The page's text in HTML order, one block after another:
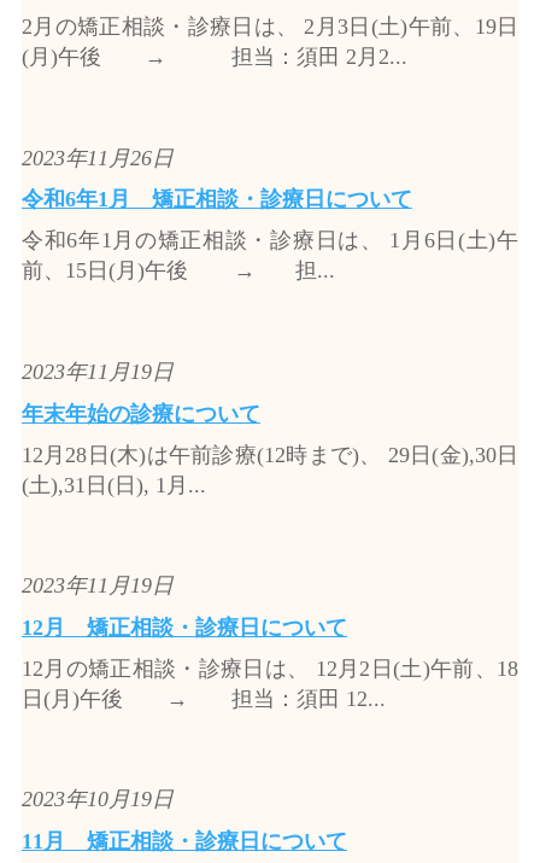
2月の矯正相談・診療日は、 2月3日(土)午前、19日
(月)午後 → 担当：須田 2月2...
2023年11月26日
令和6年1月 矯正相談・診療日について
令和6年1月の矯正相談・診療日は、 1月6日(土)午
前、15日(月)午後 → 担...
2023年11月19日
年末年始の診療について
12月28日(木)は午前診療(12時まで)、 29日(金),30日
(土),31日(日), 1月...
2023年11月19日
12月 矯正相談・診療日について
12月の矯正相談・診療日は、 12月2日(土)午前、18
日(月)午後 → 担当：須田 12...
2023年10月19日
11月 矯正相談・診療日について